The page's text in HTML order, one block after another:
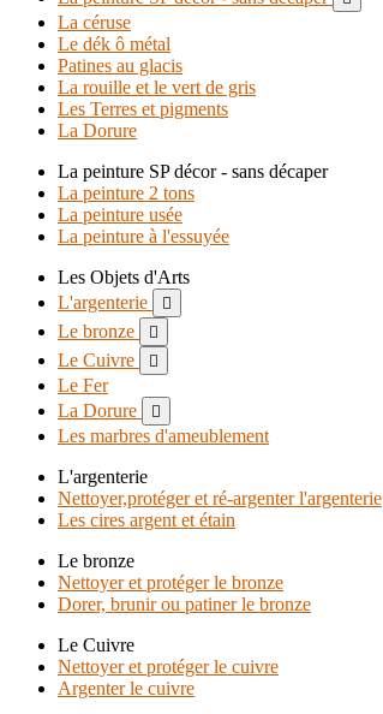
La céruse
Le dék ô métal
Patines au glacis
La rouille et le vert de gris
Les Terres et pigments
La Dorure
La peinture SP décor - sans décaper
La peinture 2 tons
La peinture usée
La peinture à l'essuyée
Les Objets d'Arts
L'argenterie

Le bronze 
Le Cuivre 
Le Fer
La Dorure

Les marbres d'ameublement
L'argenterie
Nettoyer,protéger et ré-argenter l'argenterie
Les cires argent et étain
Le bronze
Nettoyer et protéger le bronze
Dorer, brunir ou patiner le bronze
Le Cuivre
Nettoyer et protéger le cuivre
Argenter le cuivre